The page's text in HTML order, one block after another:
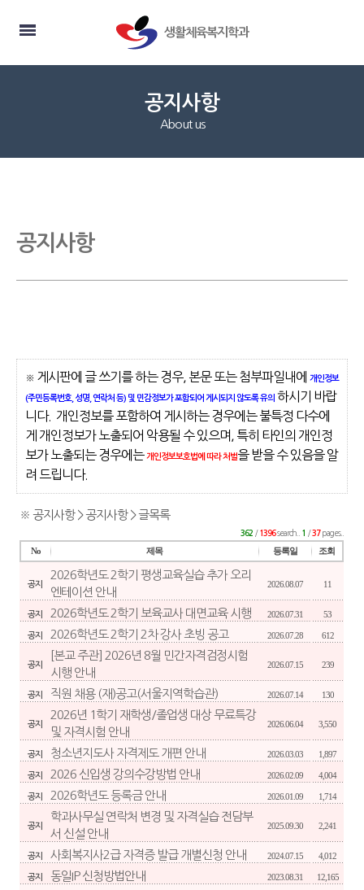
생활체육복지학과
공지사항
About us
공지사항
※ 게시판에 글 쓰기를 하는 경우, 본문 또는 첨부파일내에 개인정보
(주민등록번호, 성명, 연락처 등) 및 민감정보가 포함되어 게시되지 않도록 유의 하시기 바랍
니다. 개인정보를 포함하여 게시하는 경우에는 불특정 다수에
게 개인정보가 노출되어 악용될 수 있으며, 특히 타인의 개인정
보가 노출되는 경우에는개인정보보호법에 따라 처벌을 받을 수 있음을 알
려 드립니다.
※ 공지사항 > 공지사항 > 글목록
362 / 1396search.. 1 /37pages..
No 제목 등록일 조회
공지
2026학년도 2학기 평생교육실습 추가 오리
엔테이션 안내
2026.08.07 11
공지 2026학년도 2학기 보육교사 대면교육 시행 2026.07.31 53
공지 2026학년도 2학기 2차 강사 초빙 공고 2026.07.28 612
공지
[본교 주관] 2026년 8월 민간자격검정시험
시행 안내
2026.07.15 239
공지 직원 채용 (재)공고(서울지역학습관) 2026.07.14 130
공지
2026년 1학기 재학생/졸업생 대상 무료특강
및 자격시험 안내
2026.06.04 3,550
공지 청소년지도사 자격제도 개편 안내 2026.03.03 1,897
공지 2026 신입생 강의수강방법 안내 2026.02.09 4,004
공지 2026학년도 등록금 안내 2026.01.09 1,714
공지
학과사무실 연락처 변경 및 자격실습 전담부
서 신설 안내
2025.09.30 2,241
공지 사회복지사2급 자격증 발급 개별신청 안내 2024.07.15 4,012
공지 동일IP 신청방법안내 2023.08.31 12,165